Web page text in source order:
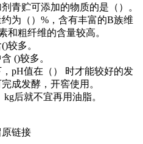
青贮可添加的物质的是（）。
为（）%，含有丰富的B族维
和粗纤维的含量较高。
较多。
()较多。
pH值在（） 时才能较好的发
成发酵，开窖使用。
后就不宜再用油脂。
链接